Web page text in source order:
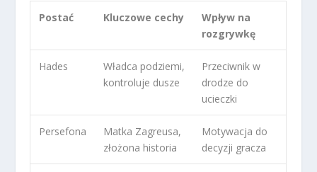
Postać Kluczowe cechy
Wpływ na
rozgrywkę
Hades
Władca podziemi,
kontroluje dusze
Przeciwnik w
drodze do
ucieczki
Persefona
Matka Zagreusa,
złożona historia
Motywacja do
decyzji gracza